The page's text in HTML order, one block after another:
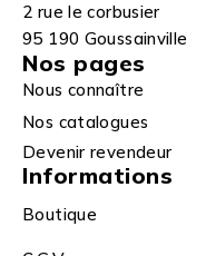
2 rue le corbusier
95 190 Goussainville
Nos pages
Nous connaître
Nos catalogues
Devenir revendeur
Informations
Boutique